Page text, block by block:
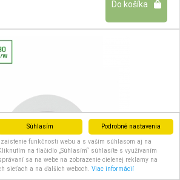
Podrobné nastavenia
Súhlasím
funkčnosti webu a s vaším súhlasom aj na
na tlačidlo „Súhlasím“ súhlasíte s využívaním
sa na webe na zobrazenie cielenej reklamy na
sieťach a na ďalších weboch. Viac informácií